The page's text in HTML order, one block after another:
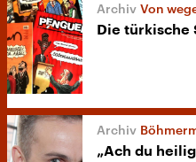
Von
Die türkische
„Ach du